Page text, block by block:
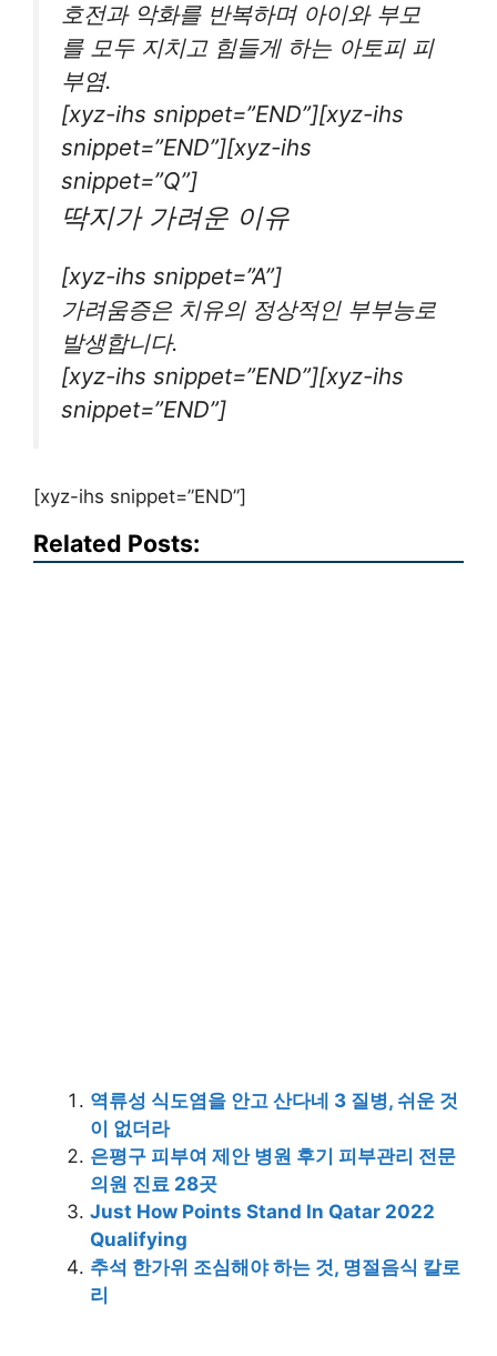
호전과 악화를 반복하며 아이와 부모
를 모두 지치고 힘들게 하는 아토피 피
부염.
[xyz-ihs snippet=”END”][xyz-ihs
snippet=”END”][xyz-ihs
snippet=”Q”]
딱지가 가려운 이유
[xyz-ihs snippet=”A”]
가려움증은 치유의 정상적인 부부능로
발생합니다.
[xyz-ihs snippet=”END”][xyz-ihs
snippet=”END”]
[xyz-ihs snippet=”END”]
Related Posts:
역류성 식도염을 안고 산다네 3 질병, 쉬운 것
이 없더라
은평구 피부여 제안 병원 후기 피부관리 전문
의원 진료 28곳
Just How Points Stand In Qatar 2022
Qualifying
추석 한가위 조심해야 하는 것, 명절음식 칼로
리